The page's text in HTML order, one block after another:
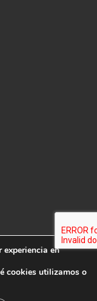
en
cookies utilizamos o